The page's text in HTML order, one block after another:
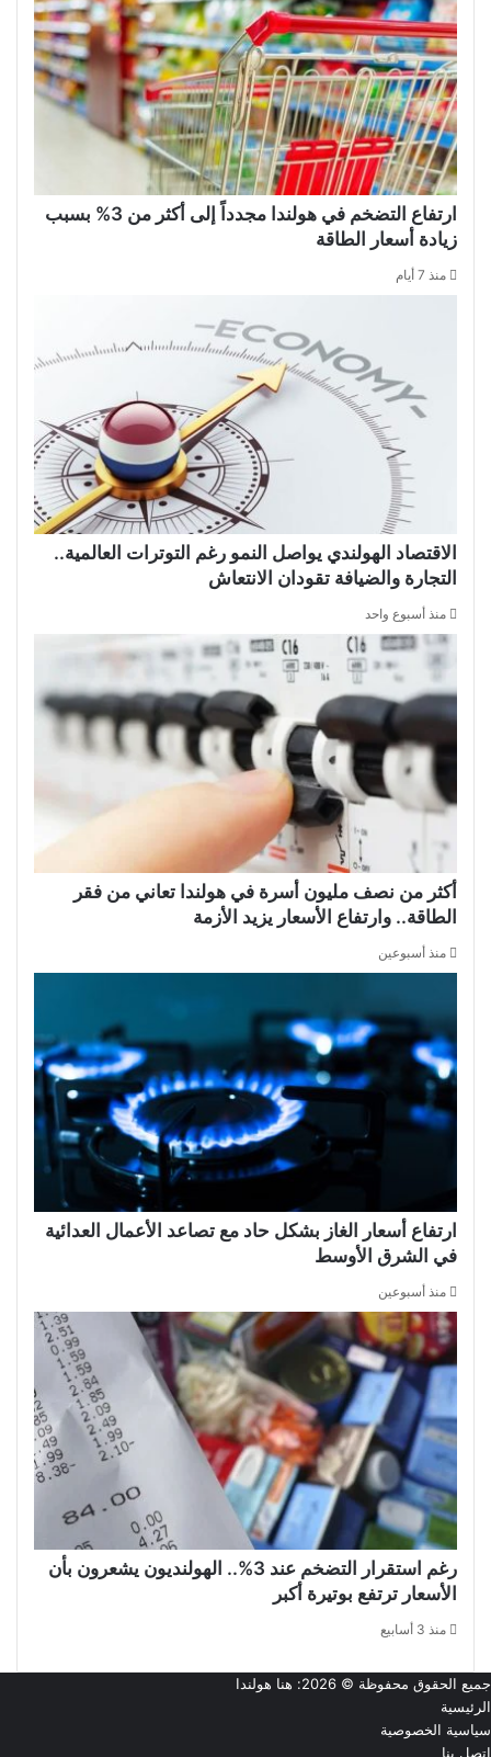
ارتفاع التضخم في هولندا مجدداً إلى أكثر من 3% بسبب
زيادة أسعار الطاقة
منذ 7 أيام
الاقتصاد الهولندي يواصل النمو رغم التوترات العالمية..
التجارة والضيافة تقودان الانتعاش
منذ أسبوع واحد
أكثر من نصف مليون أسرة في هولندا تعاني من فقر
الطاقة.. وارتفاع الأسعار يزيد الأزمة
منذ أسبوعين
ارتفاع أسعار الغاز بشكل حاد مع تصاعد الأعمال العدائية
في الشرق الأوسط
منذ أسبوعين
رغم استقرار التضخم عند 3%.. الهولنديون يشعرون بأن
الأسعار ترتفع بوتيرة أكبر
منذ 3 أسابيع
جميع الحقوق محفوظة © 2026:
هنا هولندا
الرئيسية
سياسية الخصوصية
اتصل بنا